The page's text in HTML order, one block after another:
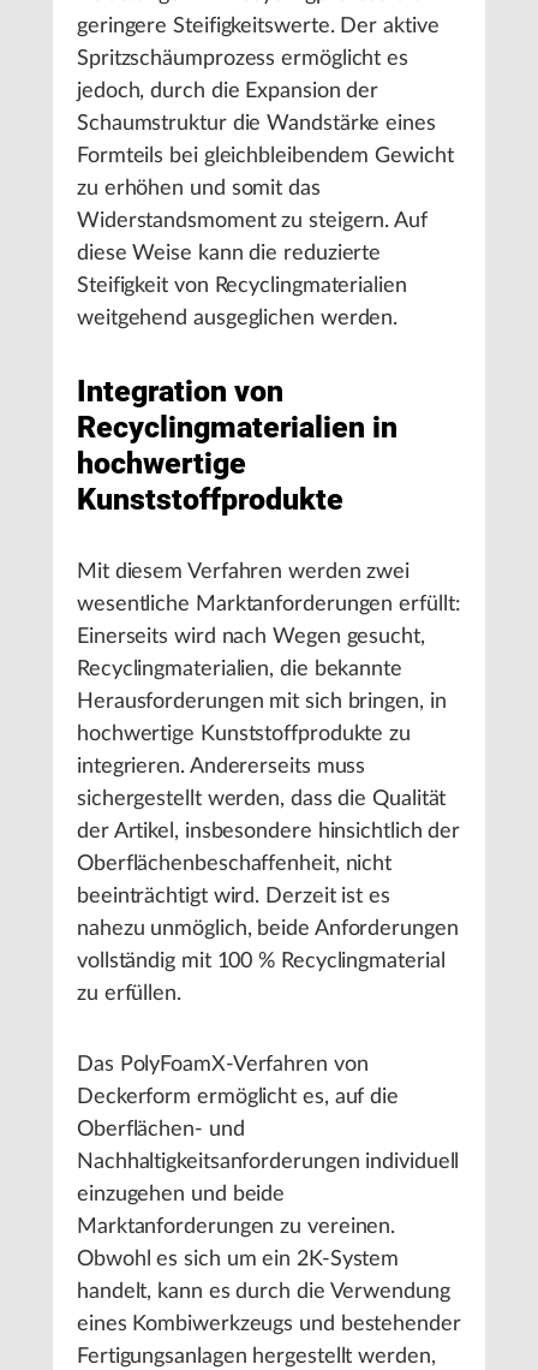
geringere Steifigkeitswerte. Der aktive
Spritzschäumprozess ermöglicht es
jedoch, durch die Expansion der
Schaumstruktur die Wandstärke eines
Formteils bei gleichbleibendem Gewicht
zu erhöhen und somit das
Widerstandsmoment zu steigern. Auf
diese Weise kann die reduzierte
Steifigkeit von Recyclingmaterialien
weitgehend ausgeglichen werden.
Integration von
Recyclingmaterialien in
hochwertige
Kunststoffprodukte
Mit diesem Verfahren werden zwei
wesentliche Marktanforderungen erfüllt:
Einerseits wird nach Wegen gesucht,
Recyclingmaterialien, die bekannte
Herausforderungen mit sich bringen, in
hochwertige Kunststoffprodukte zu
integrieren. Andererseits muss
sichergestellt werden, dass die Qualität
der Artikel, insbesondere hinsichtlich der
Oberflächenbeschaffenheit, nicht
beeinträchtigt wird. Derzeit ist es
nahezu unmöglich, beide Anforderungen
vollständig mit 100 % Recyclingmaterial
zu erfüllen.
Das PolyFoamX-Verfahren von
Deckerform ermöglicht es, auf die
Oberflächen- und
Nachhaltigkeitsanforderungen individuell
einzugehen und beide
Marktanforderungen zu vereinen.
Obwohl es sich um ein 2K-System
handelt, kann es durch die Verwendung
eines Kombiwerkzeugs und bestehender
Fertigungsanlagen hergestellt werden,